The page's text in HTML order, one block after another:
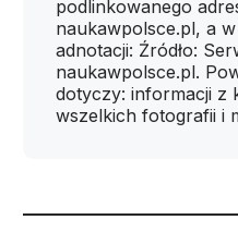
podlinkowanego
naukawpolsce.pl, a
adnotacji: Źródło:
naukawpolsce.pl.
dotyczy: informacji z
wszelkich fotografii i